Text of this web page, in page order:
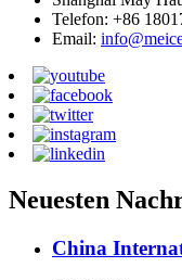
Telefon: +86
Email:
Neuesten
China